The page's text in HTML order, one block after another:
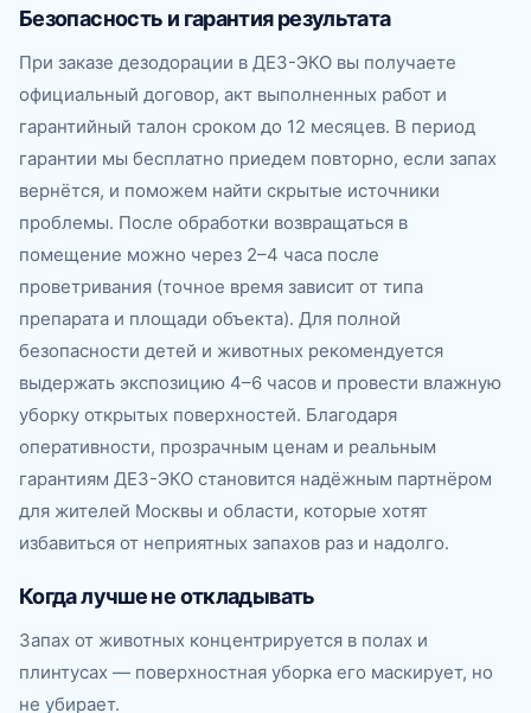
Безопасность и гарантия результата
При заказе дезодорации в ДЕЗ-ЭКО вы получаете
официальный договор, акт выполненных работ и
гарантийный талон сроком до 12 месяцев. В период
гарантии мы бесплатно приедем повторно, если запах
вернётся, и поможем найти скрытые источники
проблемы. После обработки возвращаться в
помещение можно через 2–4 часа после
проветривания (точное время зависит от типа
препарата и площади объекта). Для полной
безопасности детей и животных рекомендуется
выдержать экспозицию 4–6 часов и провести влажную
уборку открытых поверхностей. Благодаря
оперативности, прозрачным ценам и реальным
гарантиям ДЕЗ-ЭКО становится надёжным партнёром
для жителей Москвы и области, которые хотят
избавиться от неприятных запахов раз и надолго.
Когда лучше не откладывать
Запах от животных концентрируется в полах и
плинтусах — поверхностная уборка его маскирует, но
не убирает.